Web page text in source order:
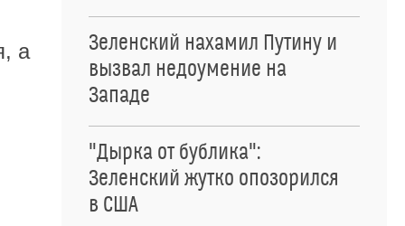
а
Зеленский нахамил Путину и
вызвал недоумение на
Западе
"Дырка от бублика":
Зеленский жутко опозорился
в США